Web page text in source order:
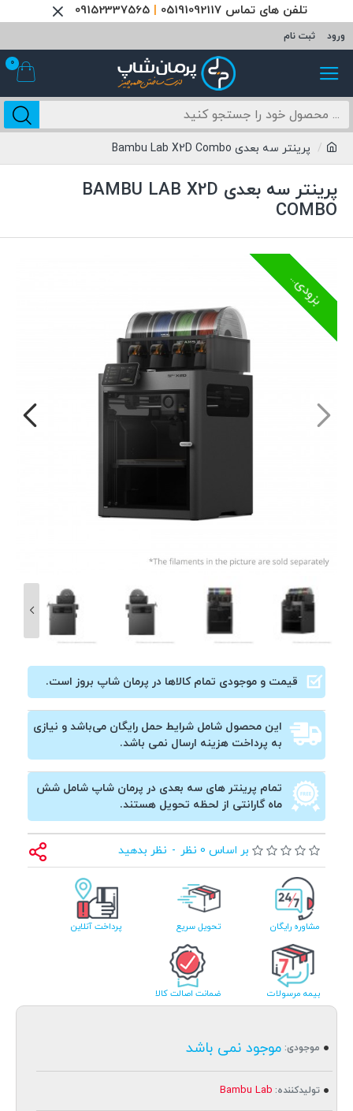
تلفن های تماس 05191092117 09152337565
ورود ثبت نام
0
پرینتر سه بعدی Bambu Lab X2D Combo
پرینتر سه بعدی BAMBU LAB X2D
COMBO
ناموجود
بزودی...
قیمت و موجودی تمام کالاها در پرمان شاپ بروز است.
این محصول شامل شرایط حمل رایگان می‌باشد و نیازی
به پرداخت هزینه ارسال نمی باشد.
تمام پرینتر های سه بعدی در پرمان شاپ شامل شش
ماه گارانتی از لحظه تحویل هستند.
بر اساس 0 نظر - نظر بدهید
مشاوره رایگان تحویل سریع پرداخت آنلاین
بیمه مرسولات ضمانت اصالت کالا
موجودی: موجود نمی باشد
تولیدکننده: Bambu Lab